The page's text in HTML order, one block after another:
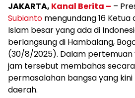
JAKARTA, Kanal Berita – –
Subianto mengundang 16 Ketua
Islam besar yang ada di
berlangsung di Hambalang,
(30/8/2025). Dalam pertemuan
jam tersebut membahas
permasalahan bangsa yang
daerah.